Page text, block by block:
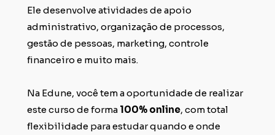
Ele desenvolve atividades de apoio
administrativo, organização de processos,
gestão de pessoas, marketing, controle
financeiro e muito mais.
Na Edune, você tem a oportunidade de realizar
este curso de forma 100% online, com total
flexibilidade para estudar quando e onde